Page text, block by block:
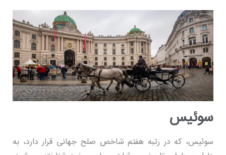
سوئیس
سوئیس، که در رتبه هفتم شاخص صلح جهانی قرار دارد، به